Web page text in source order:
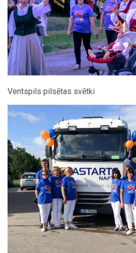
Ventspils pilsētas svētki